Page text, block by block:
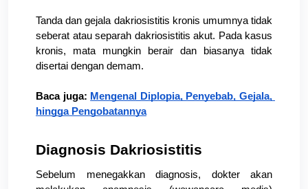
Tanda dan gejala dakriosistitis kronis umumnya tidak
seberat atau separah dakriosistitis akut. Pada kasus
kronis, mata mungkin berair dan biasanya tidak
disertai dengan demam.
Baca juga: Mengenal Diplopia, Penyebab, Gejala,
hingga Pengobatannya
Diagnosis Dakriosistitis
Sebelum menegakkan diagnosis, dokter akan